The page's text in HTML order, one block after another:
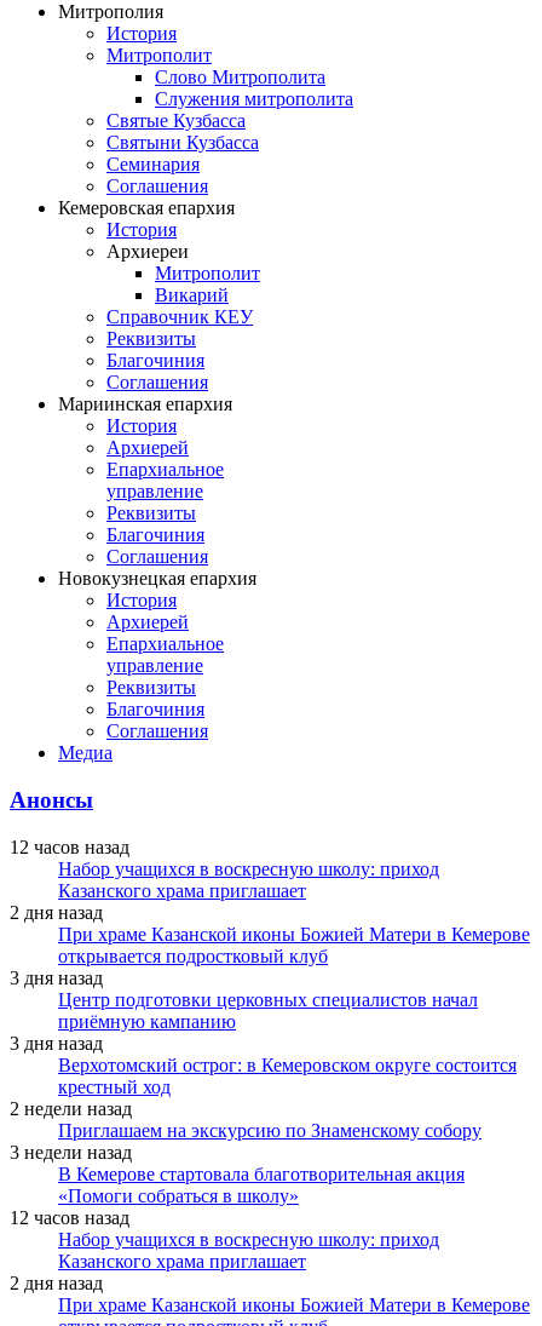
Митрополия
История
Митрополит
Слово Митрополита
Служения митрополита
Святые Кузбасса
Святыни Кузбасса
Семинария
Соглашения
Кемеровская епархия
История
Архиереи
Митрополит
Викарий
Справочник КЕУ
Реквизиты
Благочиния
Соглашения
Мариинская епархия
История
Архиерей
Епархиальное
управление
Реквизиты
Благочиния
Соглашения
Новокузнецкая епархия
История
Архиерей
Епархиальное
управление
Реквизиты
Благочиния
Соглашения
Медиа
Анонсы
12 часов назад
Набор учащихся в воскресную школу: приход
Казанского храма приглашает
2 дня назад
При храме Казанской иконы Божией Матери в Кемерове
открывается подростковый клуб
3 дня назад
Центр подготовки церковных специалистов начал
приёмную кампанию
3 дня назад
Верхотомский острог: в Кемеровском округе состоится
крестный ход
2 недели назад
Приглашаем на экскурсию по Знаменскому собору
3 недели назад
В Кемерове стартовала благотворительная акция
«Помоги собраться в школу»
12 часов назад
Набор учащихся в воскресную школу: приход
Казанского храма приглашает
2 дня назад
При храме Казанской иконы Божией Матери в Кемерове